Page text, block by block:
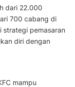
dari 22.000
700 cabang di
strategi pemasaran
diri dengan
mampu